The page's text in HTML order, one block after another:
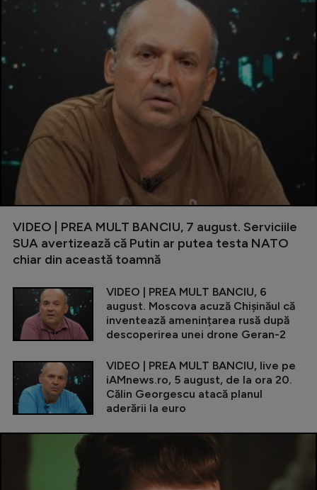
VIDEO | PREA MULT BANCIU, 7 august. Serviciile
SUA avertizează că Putin ar putea testa NATO
chiar din această toamnă
VIDEO | PREA MULT BANCIU, 6
august. Moscova acuză Chișinăul că
inventează amenințarea rusă după
descoperirea unei drone Geran-2
VIDEO | PREA MULT BANCIU, live pe
iAMnews.ro, 5 august, de la ora 20.
Călin Georgescu atacă planul
aderării la euro